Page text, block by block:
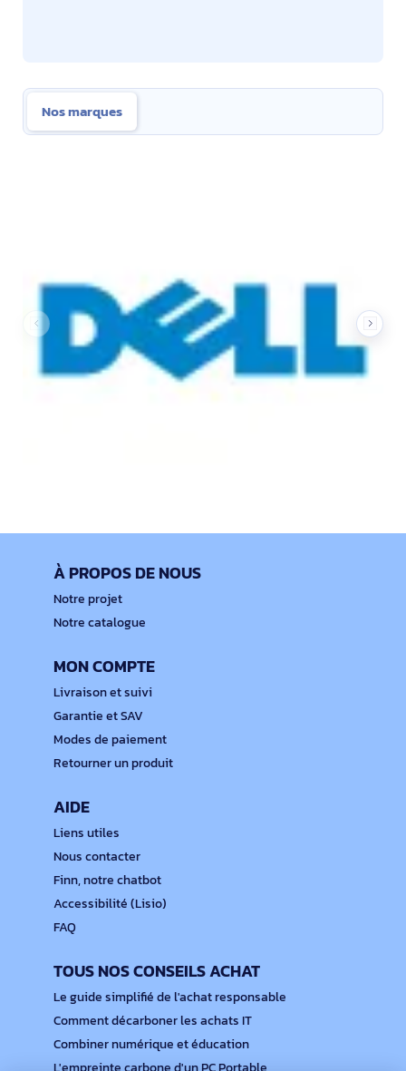
Nos marques
À PROPOS DE NOUS
Notre projet
Notre catalogue
MON COMPTE
Livraison et suivi
Garantie et SAV
Modes de paiement
Retourner un produit
AIDE
Liens utiles
Nous contacter
Finn, notre chatbot
Accessibilité (Lisio)
FAQ
TOUS NOS CONSEILS ACHAT
Le guide simplifié de l'achat responsable
Comment décarboner les achats IT
Combiner numérique et éducation